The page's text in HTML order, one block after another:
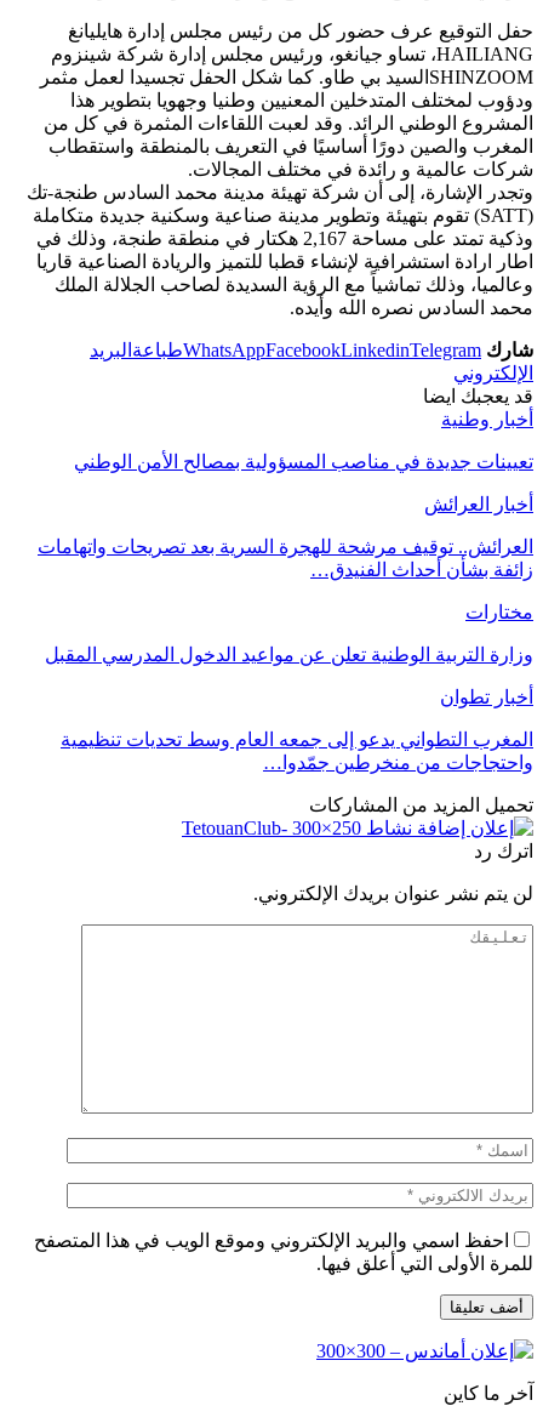
حفل التوقيع عرف حضور كل من رئيس مجلس إدارة هايليانغ
HAILIANG، تساو جيانغو، ورئيس مجلس إدارة شركة شينزوم
SHINZOOMالسيد بي طاو. كما شكل الحفل تجسيدا لعمل مثمر
ودؤوب لمختلف المتدخلين المعنيين وطنيا وجهويا بتطوير هذا
المشروع الوطني الرائد. وقد لعبت اللقاءات المثمرة في كل من
المغرب والصين دورًا أساسيًا في التعريف بالمنطقة واستقطاب
شركات عالمية و رائدة في مختلف المجالات.
وتجدر الإشارة، إلى أن شركة تهيئة مدينة محمد السادس طنجة-تك
(SATT) تقوم بتهيئة وتطوير مدينة صناعية وسكنية جديدة متكاملة
وذكية تمتد على مساحة 2,167 هكتار في منطقة طنجة، وذلك في
اطار ارادة استشرافية لإنشاء قطبا للتميز والريادة الصناعية قاريا
وعالميا، وذلك تماشياً مع الرؤية السديدة لصاحب الجلالة الملك
محمد السادس نصره الله وأيده.
شارك WhatsAppFacebookLinkedinTelegram طباعة البريد
الإلكتروني
قد يعجبك ايضا
أخبار وطنية
تعيينات جديدة في مناصب المسؤولية بمصالح الأمن الوطني
أخبار العرائش
العرائش.. توقيف مرشحة للهجرة السرية بعد تصريحات واتهامات
زائفة بشأن أحداث الفنيدق…
مختارات
وزارة التربية الوطنية تعلن عن مواعيد الدخول المدرسي المقبل
أخبار تطوان
المغرب التطواني يدعو إلى جمعه العام وسط تحديات تنظيمية
واحتجاجات من منخرطين جمّدوا…
تحميل المزيد من المشاركات
اترك رد
لن يتم نشر عنوان بريدك الإلكتروني.
احفظ اسمي والبريد الإلكتروني وموقع الويب في هذا المتصفح
للمرة الأولى التي أعلق فيها.
آخر ما كاين